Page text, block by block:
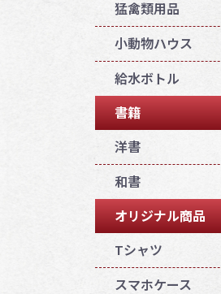
猛禽類用品
小動物ハウス
給水ボトル
書籍
洋書
和書
オリジナル商品
Tシャツ
スマホケース